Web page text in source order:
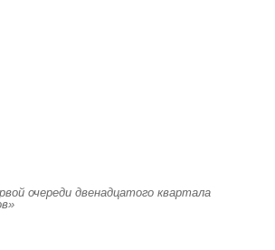
очереди двенадцатого квартала